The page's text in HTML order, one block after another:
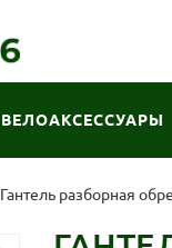
ВЕЛОАКСЕССУАРЫ
Гантель разборная